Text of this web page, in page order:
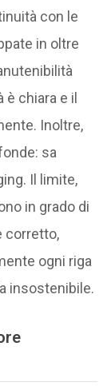
con le
in oltre
è chiara e il
Inoltre,
sa
Il limite,
in grado di
corretto,
ogni riga
insostenibile.